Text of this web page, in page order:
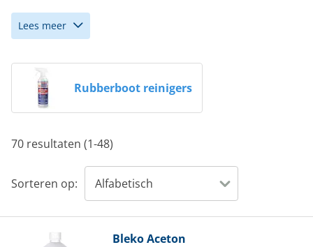
Lees meer
Rubberboot reinigers
70 resultaten (1-48)
Sorteren op:
BlekoAceton